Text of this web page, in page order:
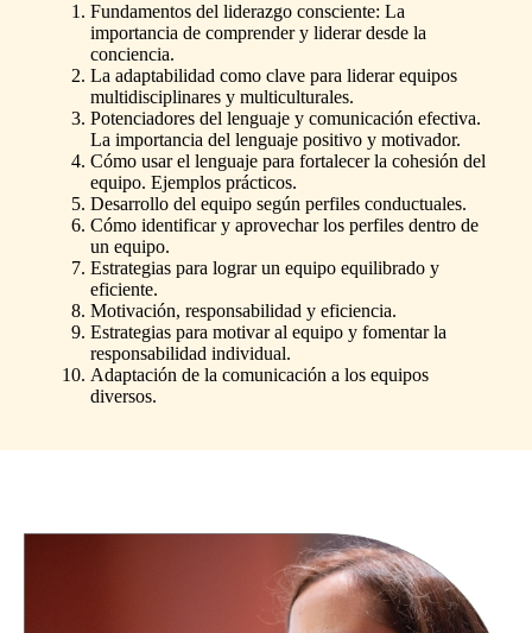
Fundamentos del liderazgo consciente: La
importancia de comprender y liderar desde la
conciencia.
La adaptabilidad como clave para liderar equipos
multidisciplinares y multiculturales.
Potenciadores del lenguaje y comunicación efectiva.
La importancia del lenguaje positivo y motivador.
Cómo usar el lenguaje para fortalecer la cohesión del
equipo. Ejemplos prácticos.
Desarrollo del equipo según perfiles conductuales.
Cómo identificar y aprovechar los perfiles dentro de
un equipo.
Estrategias para lograr un equipo equilibrado y
eficiente.
Motivación, responsabilidad y eficiencia.
Estrategias para motivar al equipo y fomentar la
responsabilidad individual.
Adaptación de la comunicación a los equipos
diversos.